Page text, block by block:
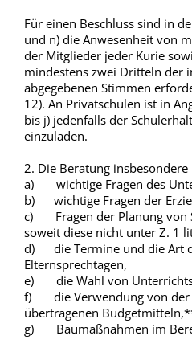
Für einen Beschluss sind in
und n) die Anwesenheit von
der Mitglieder jeder Kurie
mindestens zwei Dritteln der
abgegebenen Stimmen
12). An Privatschulen ist in
bis j) jedenfalls der
einzuladen.
2. Die Beratung
a) wichtige Fragen des
b) wichtige Fragen der
c) Fragen der Planung von
soweit diese nicht unter Z. 1
d) die Termine und die Art
Elternsprechtagen,
e) die Wahl von
f) die Verwendung von der
übertragenen
g) Baumaßnahmen im